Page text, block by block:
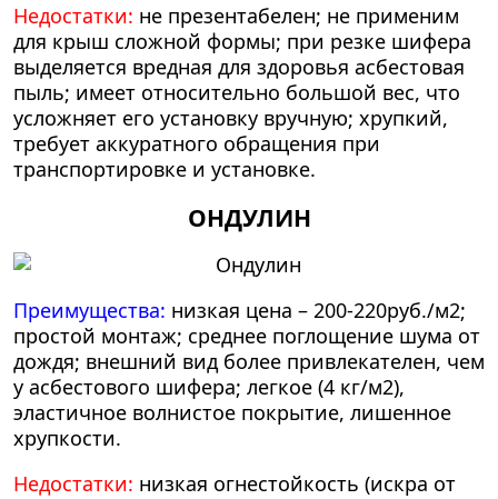
Недостатки: не презентабелен; не применим
для крыш сложной формы; при резке шифера
выделяется вредная для здоровья асбестовая
пыль; имеет относительно большой вес, что
усложняет его установку вручную; хрупкий,
требует аккуратного обращения при
транспортировке и установке.
ОНДУЛИН
Преимущества: низкая цена – 200-220руб./м2;
простой монтаж; среднее поглощение шума от
дождя; внешний вид более привлекателен, чем
у асбестового шифера; легкое (4 кг/м2),
эластичное волнистое покрытие, лишенное
хрупкости.
Недостатки: низкая огнестойкость (искра от